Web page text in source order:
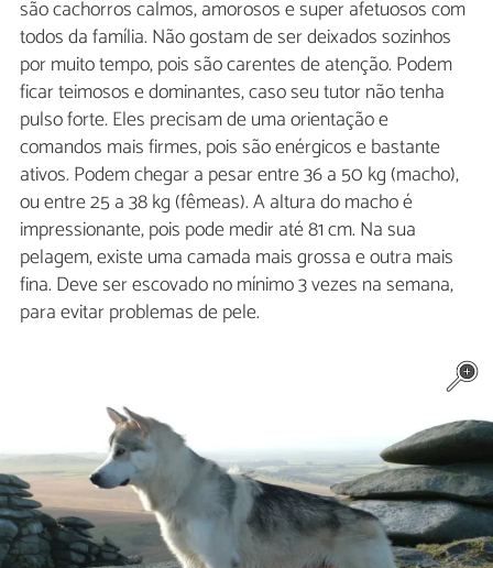
são cachorros calmos, amorosos e super afetuosos com
todos da família. Não gostam de ser deixados sozinhos
por muito tempo, pois são carentes de atenção. Podem
ficar teimosos e dominantes, caso seu tutor não tenha
pulso forte. Eles precisam de uma orientação e
comandos mais firmes, pois são enérgicos e bastante
ativos. Podem chegar a pesar entre 36 a 50 kg (macho),
ou entre 25 a 38 kg (fêmeas). A altura do macho é
impressionante, pois pode medir até 81 cm. Na sua
pelagem, existe uma camada mais grossa e outra mais
fina. Deve ser escovado no mínimo 3 vezes na semana,
para evitar problemas de pele.